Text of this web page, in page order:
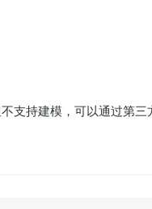
支持建模，可以通过第